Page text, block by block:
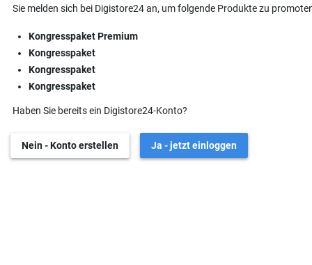
Sie melden sich bei Digistore24 an, um folgende Produkte zu
Kongresspaket Premium
Kongresspaket
Kongresspaket
Kongresspaket
Haben Sie bereits ein Digistore24-Konto?
Nein - Konto erstellen Ja - jetzt einloggen